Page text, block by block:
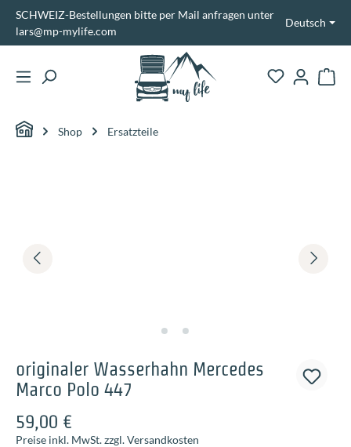
springen
SCHWEIZ-Bestellungen bitte per Mail anfragen unter
lars@mp-mylife.com
Deutsch
Shop Ersatzteile
originaler Wasserhahn Mercedes
Marco Polo 447
59,00 €
Preise inkl. MwSt. zzgl. Versandkosten